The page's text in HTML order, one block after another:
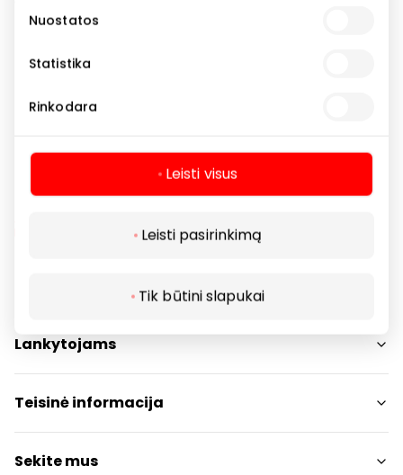
Nuostatos
Statistika
Rinkodara
Leisti visus
Leisti pasirinkimą
Tik būtini slapukai
Drabužiai
Paslaugos
Restoranai ir kavinės
Lankytojams
PC planas
Draugiški gyvūnams
Kontaktai
Akcijos
Teisinė informacija
Prekybos centro taisyklės
Slapukų politika
Sekite mus